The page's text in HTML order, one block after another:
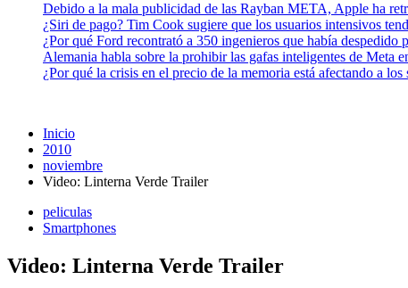
Debido a la mala publicidad de las Rayban META, Apple ha
¿Siri de pago? Tim Cook sugiere que los usuarios intensivos
¿Por qué Ford recontrató a 350 ingenieros que había despedido
Alemania habla sobre la prohibir las gafas inteligentes de Meta
¿Por qué la crisis en el precio de la memoria está afectando a los
Inicio
2010
noviembre
Video: Linterna Verde Trailer
peliculas
Smartphones
Video: Linterna Verde Trailer